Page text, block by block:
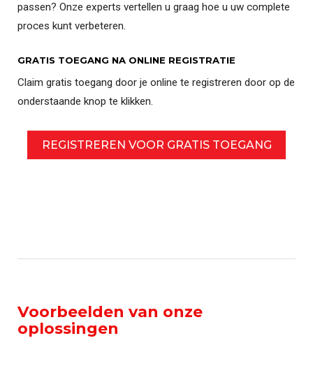
passen? Onze experts vertellen u graag hoe u uw complete
proces kunt verbeteren.
GRATIS TOEGANG NA ONLINE REGISTRATIE
Claim gratis toegang door je online te registreren door op de
onderstaande knop te klikken.
REGISTREREN VOOR GRATIS TOEGANG
Voorbeelden van onze
oplossingen